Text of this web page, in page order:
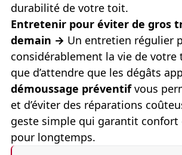
durabilité de votre toit.
Entretenir pour éviter de gros
demain → Un entretien régulier
considérablement la vie de
que d’attendre que les dégâts
démoussage préventifvous
et d’éviter des réparations
geste simple qui garantit confort
pour longtemps.